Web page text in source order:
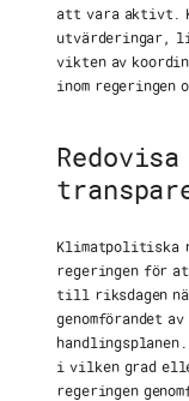
att vara aktivt.
utvärderingar,
vikten av
inom regeringen
Klimatpolitiska
regeringen för
till riksdagen
genomförandet
i vilken grad
regeringen